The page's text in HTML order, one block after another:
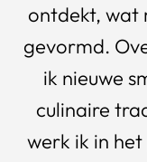
ontdekt, wat
gevormd.
ik nieuwe
culinaire
werk ik in